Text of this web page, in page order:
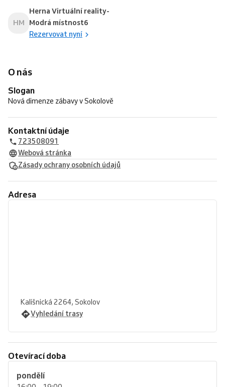
HM
Herna Virtuální reality-
Modrá místnost6
Rezervovat nyní
O nás
Slogan
Nová dimenze zábavy v Sokolově
Kontaktní údaje
723508091
Webová stránka
Zásady ochrany osobních údajů
Adresa
Kališnická 2264, Sokolov
Vyhledání trasy
Otevírací doba
pondělí